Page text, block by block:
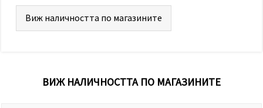
Виж наличността по магазините
ВИЖ НАЛИЧНОСТТА ПО МАГАЗИНИТЕ